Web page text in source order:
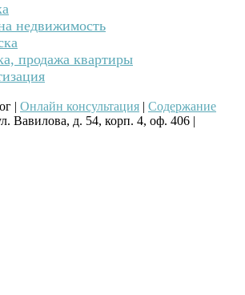
недвижимость
продажа квартиры
| Онлайн консультация | Содержание
Вавилова, д. 54, корп. 4, оф. 406 |